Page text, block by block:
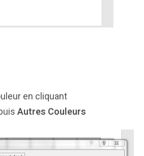
en cliquant
Autres Couleurs